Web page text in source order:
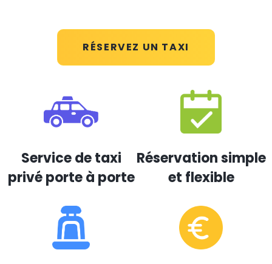
RÉSERVEZ UN TAXI
Service de taxi
privé porte à porte
Réservation simple
et flexible